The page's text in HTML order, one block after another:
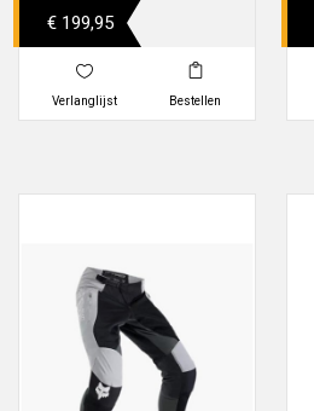
€ 199,95
Verlanglijst Bestellen